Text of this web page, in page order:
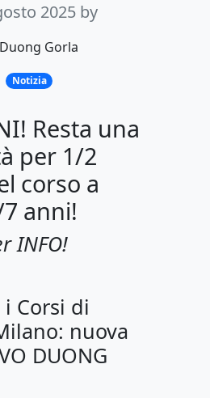
2025 by
Gorla
Notizia
Resta una
per 1/2
corso a
anni!
INFO!
Corsi di
nuova
DUONG